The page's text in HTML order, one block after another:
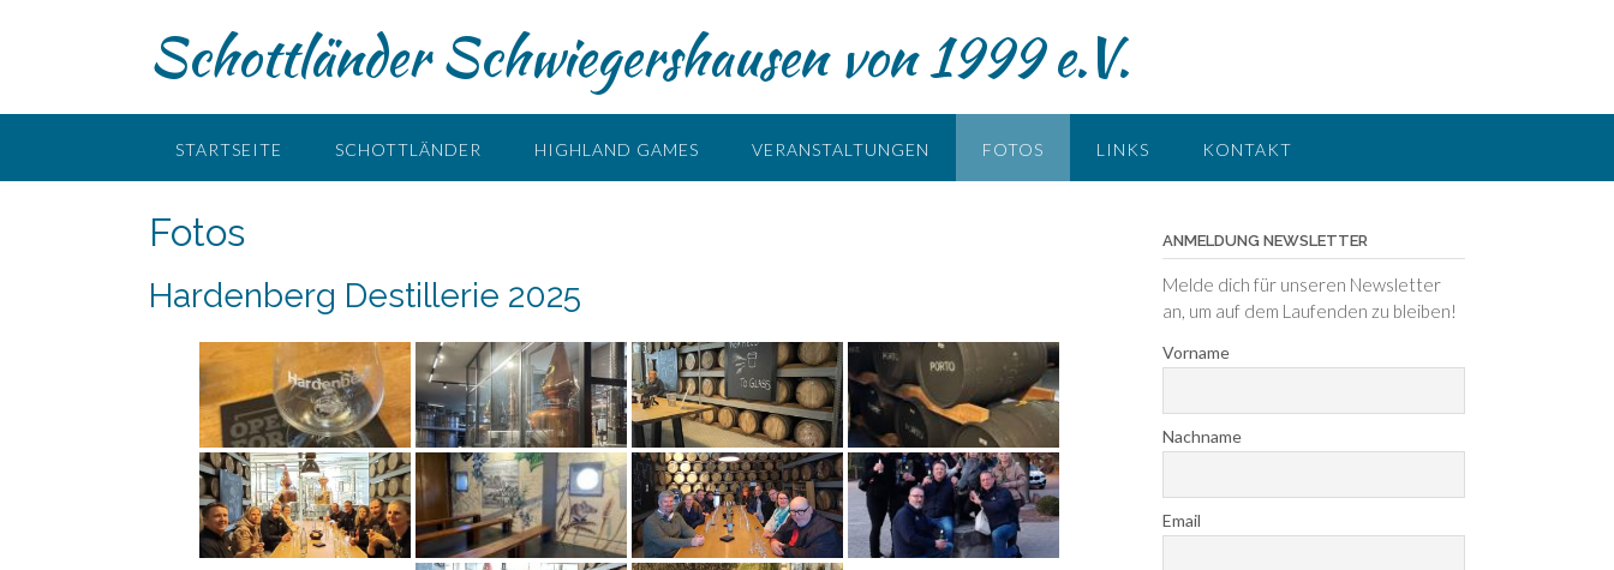
Schottländer Schwiegershausen von 1999 e.V.
STARTSEITE SCHOTTLÄNDER HIGHLAND GAMES VERANSTALTUNGEN FOTOS LINKS KONTAKT
Fotos
Hardenberg Destillerie 2025
ANMELDUNG NEWSLETTER
Melde dich für unseren Newsletter
an, um auf dem Laufenden zu bleiben!
Vorname
Nachname
Email